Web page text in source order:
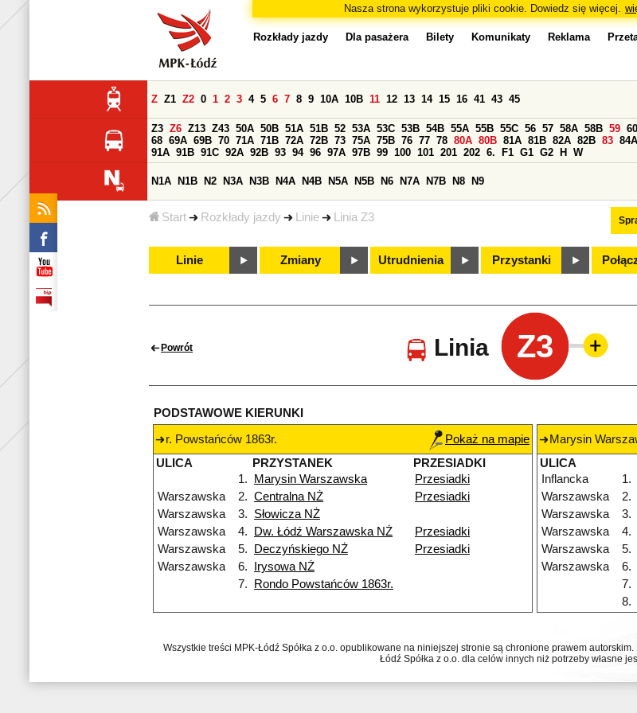
Nasza strona wykorzystuje pliki cookie. Dowiedz się więcej.
Start Rozkłady jazdy Linie Linia Z3
Rozkłady jazdy Dla pasażera Bilety Komunikaty Reklama
Z Z1 Z2 0 1 2 3 4 5 6 7 8 9 10A 10B 11 12 13 14 15 16 41 43 45
Z3 Z6 Z13 Z43 50A 50B 51A 51B 52 53A 53C 53B 54B 55A 55B 55C 56 57 58A 58B 59
68 69A 69B 70 71A 71B 72A 72B 73 75A 75B 76 77 78 80A 80B 81A 81B 82A 82B 83 84A
91A 91B 91C 92A 92B 93 94 96 97A 97B 99 100 101 201 202 6. F1 G1 G2 H W
N1A N1B N2 N3A N3B N4A N4B N5A N5B N6 N7A N7B N8 N9
Linie Zmiany Utrudnienia Przystanki
Powrót Linia Z3
PODSTAWOWE KIERUNKI
r. Powstańców 1863r.
Pokaż na mapie
ULICA
PRZYSTANEK
PRZESIADKI
1.
Marysin Warszawska
Przesiadki
Warszawska
2. Centralna NŻ
Przesiadki
Warszawska
3.
Słowicza NŻ
Warszawska
4. Dw. Łódź Warszawska NŻ
Przesiadki
Warszawska
5. Deczyńskiego NŻ
Przesiadki
Warszawska
6.
Irysowa NŻ
7.
Rondo Powstańców 1863r.
Marysin
ULICA
Inflancka
1.
Warszawska
2.
Warszawska
3.
Warszawska
4.
Warszawska
5.
Warszawska
6.
7.
8.
Wszystkie treści MPK-Łódź Spółka z o.o. opublikowane na niniejszej stronie są chronione prawem
Łódź Spółka z o.o. dla celów innych niż potrzeby własne